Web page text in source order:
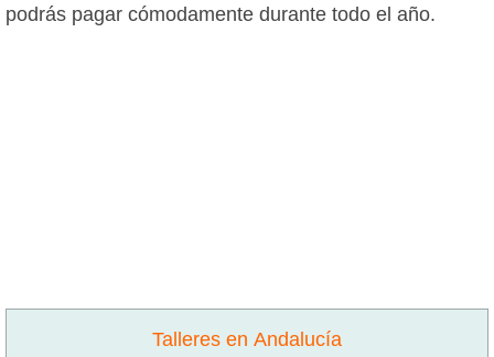
podrás pagar cómodamente durante todo el año.
Talleres en Andalucía